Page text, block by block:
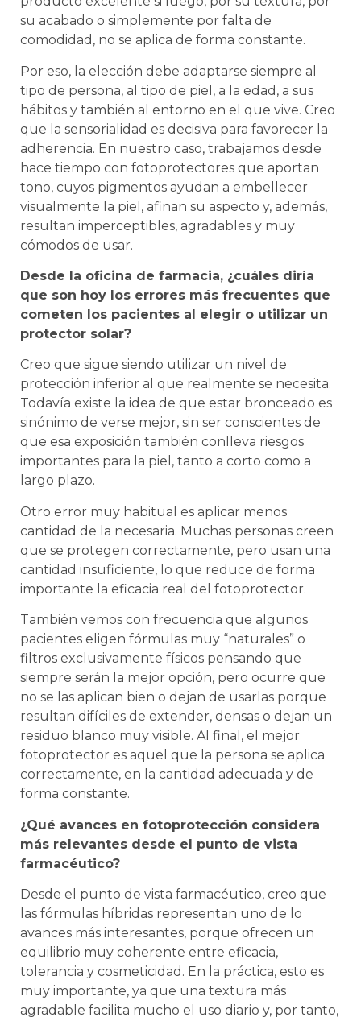
su acabado o simplemente por falta de
comodidad, no se aplica de forma constante.
Por eso, la elección debe adaptarse siempre al
tipo de persona, al tipo de piel, a la edad, a sus
hábitos y también al entorno en el que vive. Creo
que la sensorialidad es decisiva para favorecer la
adherencia. En nuestro caso, trabajamos desde
hace tiempo con fotoprotectores que aportan
tono, cuyos pigmentos ayudan a embellecer
visualmente la piel, afinan su aspecto y, además,
resultan imperceptibles, agradables y muy
cómodos de usar.
Desde la oficina de farmacia, ¿cuáles diría
que son hoy los errores más frecuentes que
cometen los pacientes al elegir o utilizar un
protector solar?
Creo que sigue siendo utilizar un nivel de
protección inferior al que realmente se necesita.
Todavía existe la idea de que estar bronceado es
sinónimo de verse mejor, sin ser conscientes de
que esa exposición también conlleva riesgos
importantes para la piel, tanto a corto como a
largo plazo.
Otro error muy habitual es aplicar menos
cantidad de la necesaria. Muchas personas creen
que se protegen correctamente, pero usan una
cantidad insuficiente, lo que reduce de forma
importante la eficacia real del fotoprotector.
También vemos con frecuencia que algunos
pacientes eligen fórmulas muy “naturales” o
filtros exclusivamente físicos pensando que
siempre serán la mejor opción, pero ocurre que
no se las aplican bien o dejan de usarlas porque
resultan difíciles de extender, densas o dejan un
residuo blanco muy visible. Al final, el mejor
fotoprotector es aquel que la persona se aplica
correctamente, en la cantidad adecuada y de
forma constante.
¿Qué avances en fotoprotección considera
más relevantes desde el punto de vista
farmacéutico?
Desde el punto de vista farmacéutico, creo que
las fórmulas híbridas representan uno de lo
avances más interesantes, porque ofrecen un
equilibrio muy coherente entre eficacia,
tolerancia y cosmeticidad. En la práctica, esto es
muy importante, ya que una textura más
agradable facilita mucho el uso diario y, por tanto,